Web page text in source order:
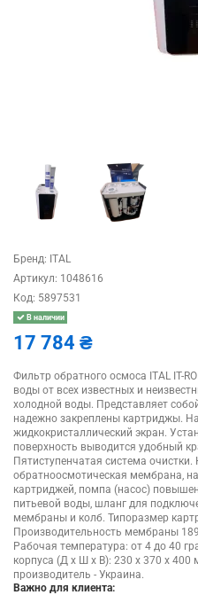
Бренд: ITAL
Артикул: 1048616
Код: 5897531
В наличии
17 784 ₴
Фильтр обратного осмоса ITAL IT-
воды от всех известных и
холодной воды. Представляет
надежно закреплены картриджы.
жидкокристаллический экран.
поверхность выводится удобный
Пятиступенчатая система
обратноосмотическая мембрана,
картриджей, помпа (насос)
питьевой воды, шланг для
мембраны и колб. Типоразмер
Производительность мембраны
Рабочая температура: от 4 до 40
корпуса (Д х Ш х В): 230 x 370 x
производитель - Украина.
Важно для клиента: